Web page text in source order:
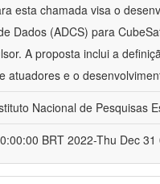
esta chamada visa o
Dados (ADCS) para
A proposta inclui a
atuadores e o
Nacional de Pesquisas
BRT 2022-Thu Dec